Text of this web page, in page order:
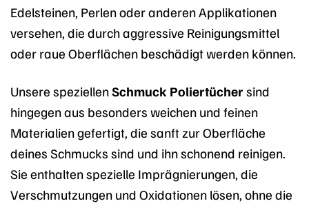
Edelsteinen, Perlen oder anderen Applikationen
versehen, die durch aggressive Reinigungsmittel
oder raue Oberflächen beschädigt werden können.
Unsere speziellenSchmuck Poliertücher sind
hingegen aus besonders weichen und feinen
Materialien gefertigt, die sanft zur Oberfläche
deines Schmucks sind und ihn schonend reinigen.
Sie enthalten spezielle Imprägnierungen, die
Verschmutzungen und Oxidationen lösen, ohne die